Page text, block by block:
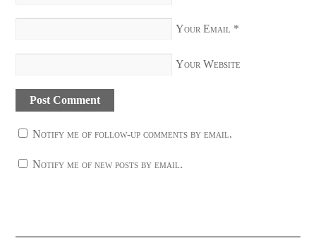
Your Email *
Your Website
Notify me of follow-up comments by email.
Notify me of new posts by email.